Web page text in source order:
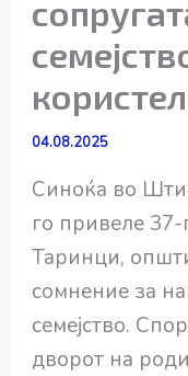
04.08.2025
Синоќа во
го привеле
Таринци,
сомнение за
семејство.
дворот на